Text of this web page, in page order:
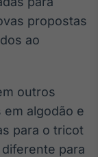
propostas
ao
outros
algodão e
para o tricot
para